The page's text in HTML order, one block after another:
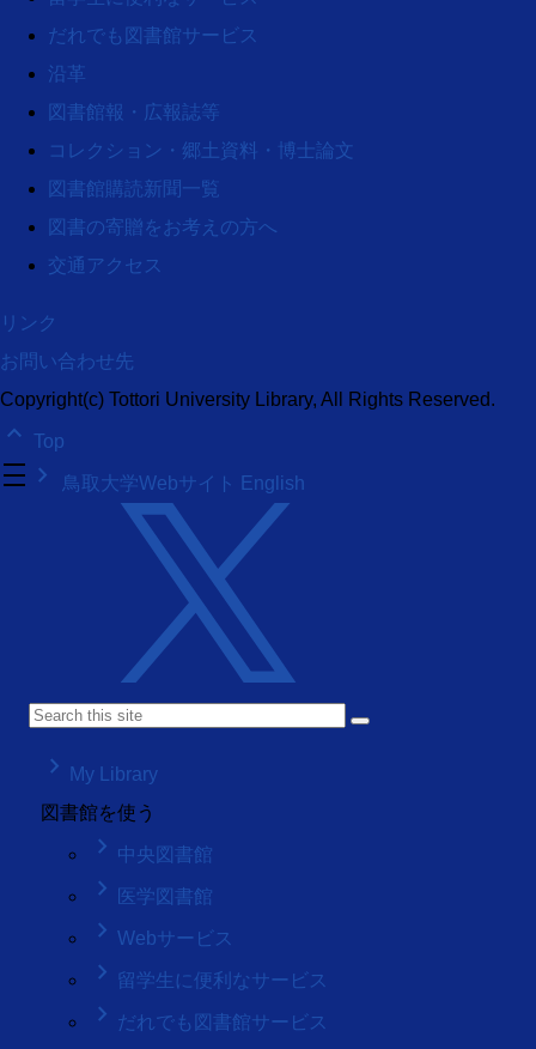
だれでも図書館サービス
沿革
図書館報・広報誌等
コレクション・郷土資料・博士論文
図書館購読新聞一覧
図書の寄贈をお考えの方へ
交通アクセス
リンク
お問い合わせ先
Copyright(c) Tottori University Library, All Rights Reserved.
keyboard_arrow_up Top
density_medium keyboard_arrow_right 鳥取大学Webサイト English
keyboard_arrow_right
My Library
図書館を使う
keyboard_arrow_right 中央図書館
keyboard_arrow_right 医学図書館
keyboard_arrow_right Webサービス
keyboard_arrow_right 留学生に便利なサービス
keyboard_arrow_right だれでも図書館サービス